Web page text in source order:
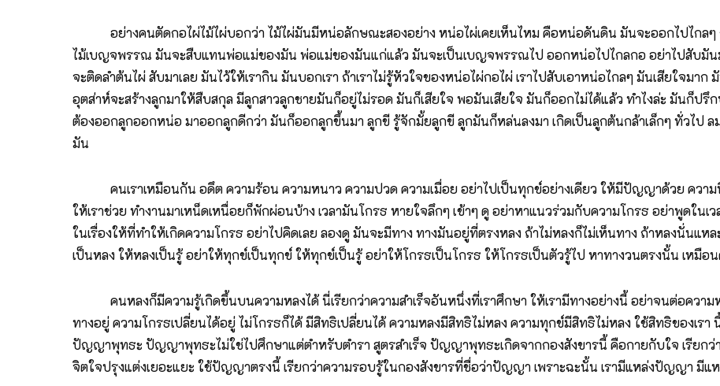
อย่างคนตัดกอไผ่ไม้ไผ่บอกว่า ไม้ไผ่มันมีหน่อลักษณะสองอย่าง หน่อไผ่เคยเห็นไหม คือหน่อดันดิน มันจะออกไปไกลๆ
ไม้เบญจพรรณ มันจะสืบแทนพ่อแม่ของมัน พ่อแม่ของมันแก่แล้ว มันจะเป็นเบญจพรรณไป ออกหน่อไปไกลกอ อย่าไปสับมั
จะติดลำต้นไผ่ สับมาเลย มันไว้ให้เรากิน มันบอกเรา ถ้าเราไม่รู้หัวใจของหน่อไผ่กอไผ่ เราไปสับเอาหน่อไกลๆ มันเสียใจมา
อุตส่าห์จะสร้างลูกมาให้สืบสกุล มีลูกสาวลูกชายมันก็อยู่ไม่รอด มันก็เสียใจ พอมันเสียใจ มันก็ออกไม่ได้แล้ว ทำไงล่ะ มันก็ปรึ
ต้องออกลูกออกหน่อ มาออกลูกดีกว่า มันก็ออกลูกขึ้นมา ลูกขี รู้จักมั้ยลูกขี ลูกมันก็หล่นลงมา เกิดเป็นลูกต้นกล้าเล็กๆ ทั่วไป
มัน
คนเราเหมือนกัน อดึต ความร้อน ความหนาว ความปวด ความเมื่อย อย่าไปเป็นทุกข์อย่างเดียว ให้มีปัญญาด้วย ควา
ให้เราช่วย ทำงานมาเหน็ดเหนื่อยก็พักผ่อนบ้าง เวลามันโกรธ หายใจลึกๆ เข้าๆ ดู อย่าหาแนวร่วมกับความโกรธ อย่าพูดในเว
ในเรื่องให้ที่ทำให้เกิดความโกรธ อย่าไปคิดเลย ลองดู มันจะมีทาง ทางมันอยู่ที่ตรงหลง ถ้าไม่หลงก็ไม่เห็นทาง ถ้าหลงนั่นแห
เป็นหลง ให้หลงเป็นรู้ อย่าให้ทุกข์เป็นทุกข์ ให้ทุกข์เป็นรู้ อย่าให้โกรธเป็นโกรธ ให้โกรธเป็นตัวรู้ไป หาทางวนตรงนั้น เหมื
คนหลงก็มีความรู้เกิดขึ้นบนความหลงได้ นี่เรียกว่าความสำเร็จอันหนึ่งที่เราศึกษา ให้เรามีทางอย่างนี้ อย่าจนต่อควา
ทางอยู่ ความโกรธเปลี่ยนได้อยู่ ไม่โกรธก็ได้ มีสิทธิเปลี่ยนได้ ความหลงมีสิทธิไม่หลง ความทุกข์มีสิทธิไม่หลง ใช้สิทธิของเ
ปัญญาพุทธะ ปัญญาพุทธะไม่ใช่ไปศึกษาแต่ตำหรับตำรา สูตรสำเร็จ ปัญญาพุทธะเกิดจากกองสังขารนี้ คือกายกับใจ เรียกว่า
จิตใจปรุงแต่งเยอะแยะ ใช้ปัญญาตรงนี้ เรียกว่าความรอบรู้ในกองสังขารที่ชื่อว่าปัญญา เพราะฉะนั้น เรามีแหล่งปัญญา มีแ